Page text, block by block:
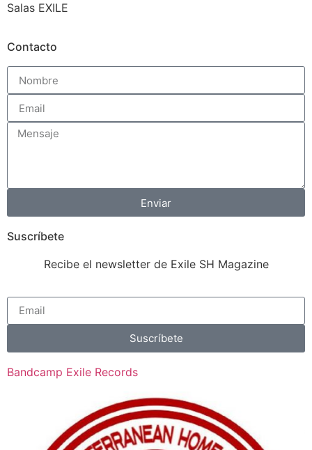
Salas EXILE
Contacto
Enviar
Suscríbete
Recibe el newsletter de Exile SH Magazine
Suscríbete
Bandcamp Exile Records